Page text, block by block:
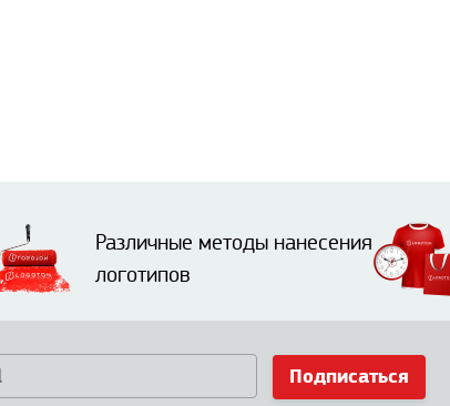
Различные методы нанесения
логотипов
Подписаться